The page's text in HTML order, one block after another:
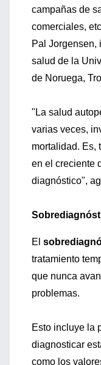
campañas de
comerciales,
Pal Jorgensen,
salud de la
de Noruega,
"La salud
varias veces,
mortalidad. Es,
en el creciente
diagnóstico",
El
tratamiento
que nunca
problemas.
Esto incluye la
diagnosticar
como los